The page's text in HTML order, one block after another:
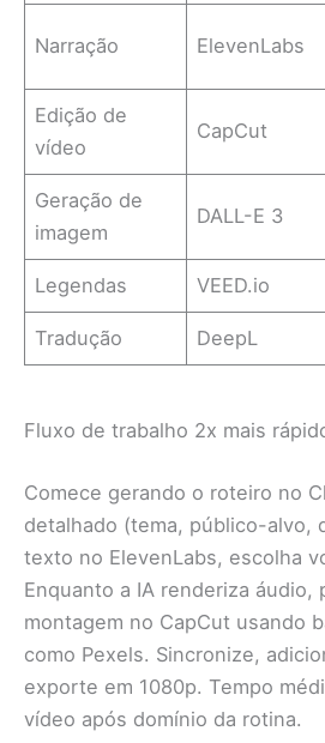
Narração ElevenLabs
Edição de
vídeo
CapCut
Geração de
imagem
DALL-E 3
Legendas VEED.io
Tradução DeepL
Fluxo de trabalho 2x mais
Comece gerando o roteiro no
detalhado (tema, público-alvo,
texto no ElevenLabs, escolha
Enquanto a IA renderiza áudio,
montagem no CapCut usando
como Pexels. Sincronize,
exporte em 1080p. Tempo
vídeo após domínio da rotina.